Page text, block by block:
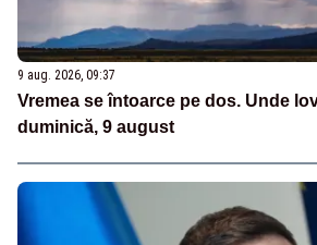
9 aug. 2026, 09:37
Vremea se întoarce pe dos. Unde
duminică, 9 august